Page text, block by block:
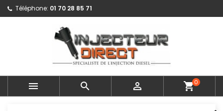
Téléphone: 01 70 28 85 71
   shopping_cart0